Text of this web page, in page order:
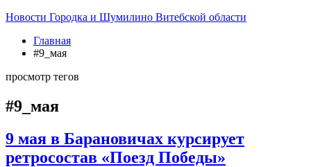
Новости Городка и Шумилино Витебской области
Главная
#9_мая
просмотр тегов
#9_мая
9 мая в Барановичах курсирует
ретросостав «Поезд Победы»